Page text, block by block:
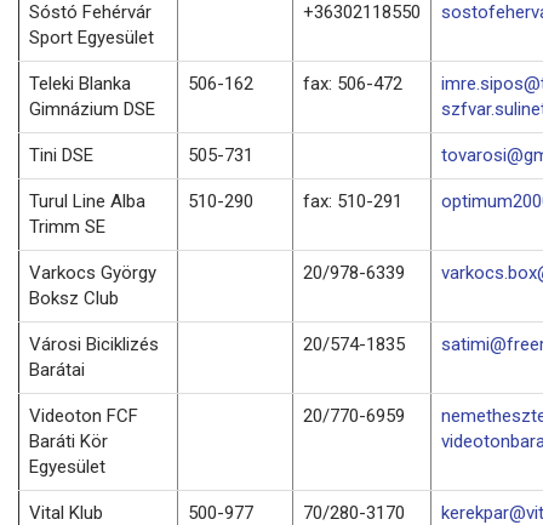
Sóstó Fehérvár
Sport Egyesület
+36302118550
Teleki Blanka
Gimnázium DSE
506-162 fax: 506-472
Tini DSE 505-731
Turul Line Alba
Trimm SE
510-290 fax: 510-291
Varkocs György
Boksz Club
20/978-6339
Városi Biciklizés
Barátai
20/574-1835
Videoton FCF
Baráti Kör
Egyesület
20/770-6959
Vital Klub
500-977 70/280-3170